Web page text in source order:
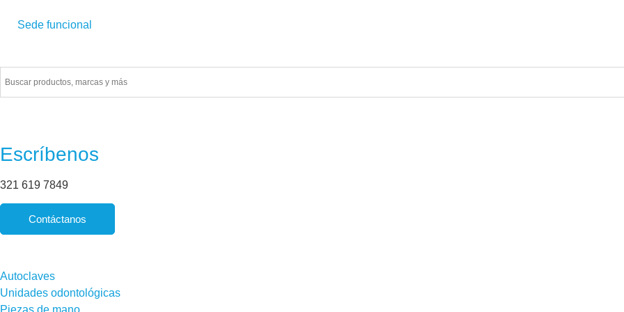
Financiamiento con Servicrédito 💳 ¡De 12 a
Sede funcional
Escríbenos
321 619 7849
Contáctanos
Autoclaves
Unidades odontológicas